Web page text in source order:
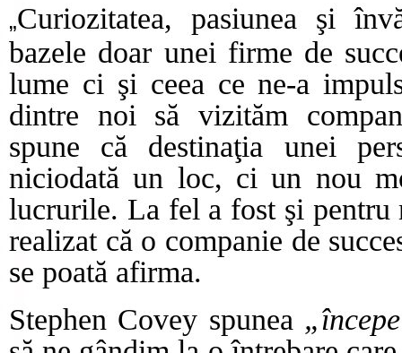
„Curiozitatea, pasiunea şi
bazele doar unei firme de
lume ci şi ceea ce ne-a
dintre noi să vizităm
spune că destinaţia unei
niciodată un loc, ci un nou
lucrurile. La fel a fost şi pentru
realizat că o companie de
se poată afirma.
Stephen Covey spunea